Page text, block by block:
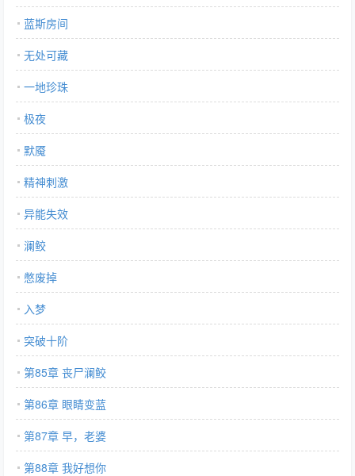
蓝斯房间
无处可藏
一地珍珠
极夜
默魇
精神刺激
异能失效
澜鲛
憋废掉
入梦
突破十阶
第85章 丧尸澜鲛
第86章 眼睛变蓝
第87章 早，老婆
第88章 我好想你